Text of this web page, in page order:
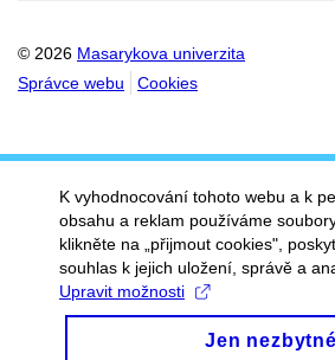
© 2026 Masarykova univerzita
Správce webu
Cookies
K vyhodnocování tohoto webu a k
obsahu a reklam používáme
klikněte na „přijmout cookies",
souhlas k jejich uložení, správě a
Upravit možnosti
Jen nezbytné